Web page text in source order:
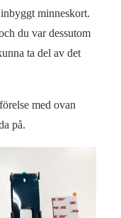
minneskort.
du var dessutom
ta del av det
med ovan
på.